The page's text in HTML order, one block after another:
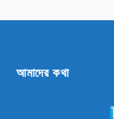
আমাদের কথা